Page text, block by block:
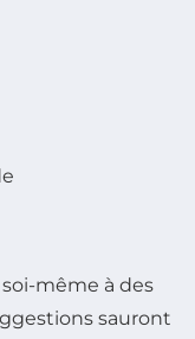
soi-même à des
sauront